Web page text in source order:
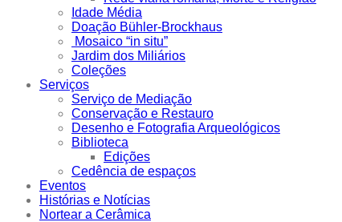
Idade Média
Doação Bühler-Brockhaus
Mosaico “in situ”
Jardim dos Miliários
Coleções
Serviços
Serviço de Mediação
Conservação e Restauro
Desenho e Fotografia Arqueológicos
Biblioteca
Edições
Cedência de espaços
Eventos
Histórias e Notícias
Nortear a Cerâmica